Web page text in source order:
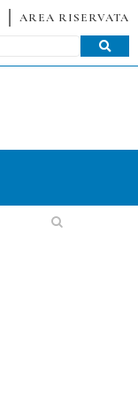
AREA RISERVATA